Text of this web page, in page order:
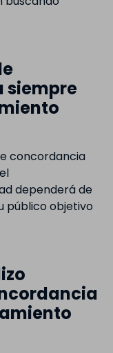
siempre
concordancia
dependerá de
público objetivo